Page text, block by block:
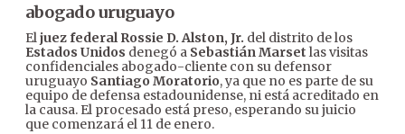
abogado uruguayo
Eljuez federal Rossie D. Alston, Jr. del distrito de los
Estados Unidos denegó a Sebastián Marset las visitas
confidenciales abogado-cliente con su defensor
uruguayo Santiago Moratorio, ya que no es parte de su
equipo de defensa estadounidense, ni está acreditado en
la causa. El procesado está preso, esperando su juicio
que comenzará el 11 de enero.